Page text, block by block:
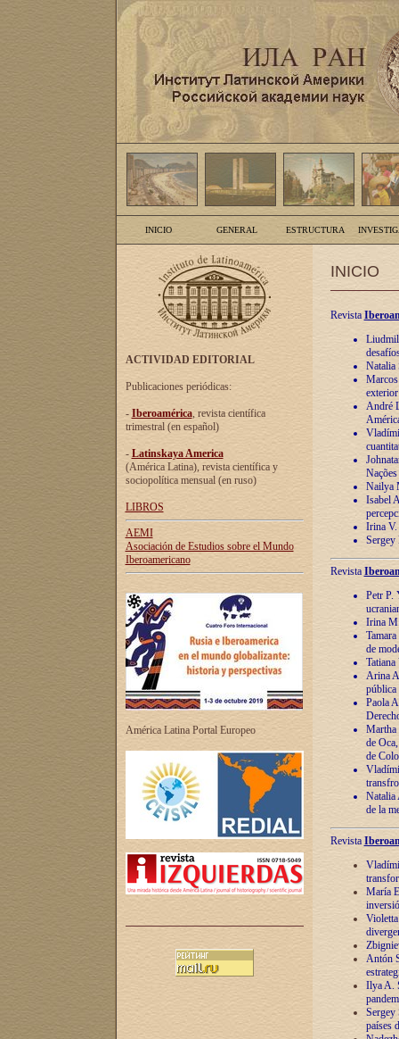
INICIO GENERAL ESTRUCTURA
ACTIVIDAD EDITORIAL
Publicaciones periódicas:
- Iberoamérica, revista científica
trimestral (en español)
- Latinskaya America
(América Latina), revista científica y
sociopolítica mensual (en ruso)
LIBROS
AEMI
Asociación de Estudios sobre el Mundo
Iberoamericano
América Latina Portal Europeo
INICIO
Revista
Natalia
André
Nailya
Isabel
Irina V.
Sergey
Revista
Petr P.
Irina
de
Arina
pública
Paola
Martha
de
de
Natalia
de la
Revista
María
Antón
Ilya A.
Sergey
países